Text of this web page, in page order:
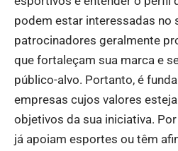
podem estar interessadas no
patrocinadores geralmente
que fortaleçam sua marca e
público-alvo. Portanto, é
empresas cujos valores
objetivos da sua iniciativa.
já apoiam esportes ou têm